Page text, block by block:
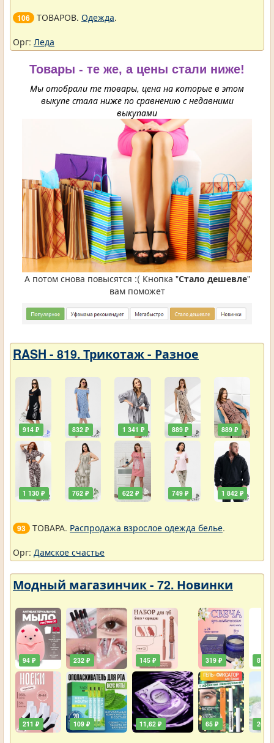
106 ТОВАРОВ. Одежда.
Орг: Леда
Товары - те же, а цены стали ниже!
Мы отобрали те товары, цена на которые в этом
выкупе стала ниже по сравнению с недавними
выкупами
А потом снова повысятся :( Кнопка "Стало дешевле"
вам поможет
RASH - 819. Трикотаж - Разное
914 ₽
1 130 ₽
832 ₽
762 ₽
1 341 ₽
622 ₽
889 ₽
749 ₽
889 ₽
1 842 ₽
93 ТОВАРА. Распродажа взрослое одежда белье.
Орг: Дамское счастье
Модный магазинчик - 72. Новинки
94 ₽
211 ₽
232 ₽
109 ₽
145 ₽
11,62 ₽
319 ₽
65 ₽
87 ₽
261 ₽